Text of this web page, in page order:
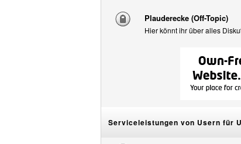
Plauderecke (Off-Topic)
Hier könnt ihr über alles
Serviceleistungen von Usern für